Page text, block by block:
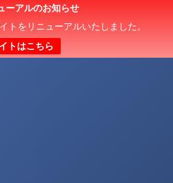
ーアルのお知らせ
トをリニューアルいたしました。
トはこちら